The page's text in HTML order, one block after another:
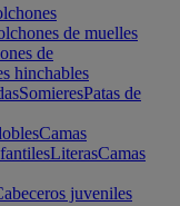
de muelles
de
hinchables
SomieresPatas de
Camas
LiterasCamas
juveniles